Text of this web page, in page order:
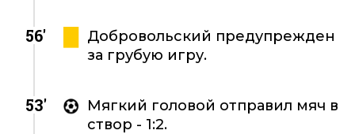
56'
Добровольский предупрежден
за грубую игру.
53'
Мягкий головой отправил мяч в
створ - 1:2.